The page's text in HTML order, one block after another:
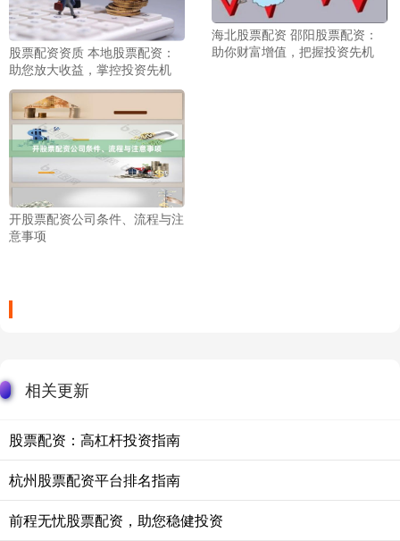
股票配资资质 本地股票配资：
助您放大收益，掌控投资先机
海北股票配资 邵阳股票配资：
助你财富增值，把握投资先机
开股票配资公司条件、流程与注
意事项
相关更新
股票配资：高杠杆投资指南
杭州股票配资平台排名指南
前程无忧股票配资，助您稳健投资